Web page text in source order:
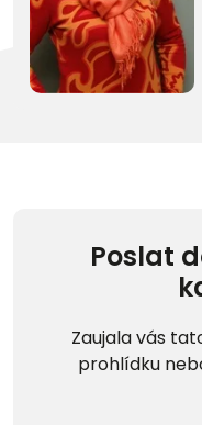
Poslat
Zaujala vás
prohlídku